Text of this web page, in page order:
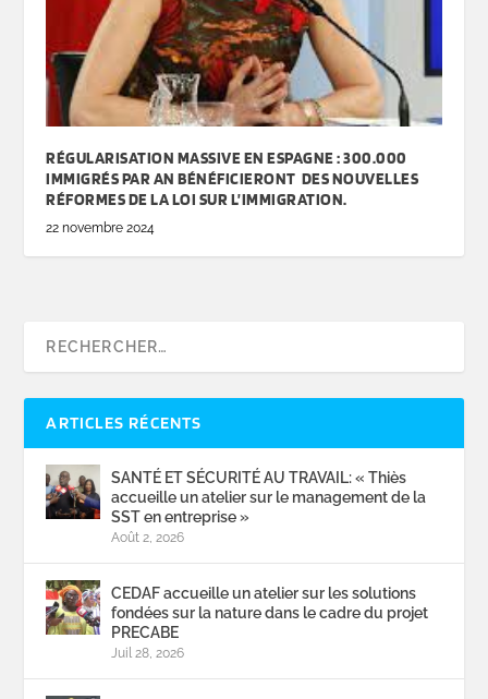
RÉGULARISATION MASSIVE EN ESPAGNE : 300.000
IMMIGRÉS PAR AN BÉNÉFICIERONT DES NOUVELLES
RÉFORMES DE LA LOI SUR L’IMMIGRATION.
22 novembre 2024
ARTICLES RÉCENTS
SANTÉ ET SÉCURITÉ AU TRAVAIL: « Thiès
accueille un atelier sur le management de la
SST en entreprise »
Août 2, 2026
CEDAF accueille un atelier sur les solutions
fondées sur la nature dans le cadre du projet
PRECABE
Juil 28, 2026